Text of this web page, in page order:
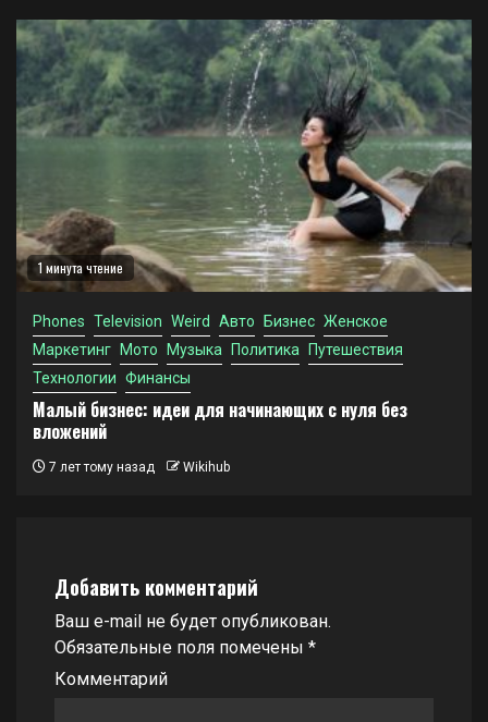
1 минута чтение
Phones Television Weird Авто Бизнес Женское
Маркетинг
Мото Музыка Политика
Путешествия
Технологии Финансы
Малый бизнес: идеи для начинающих с нуля без
вложений
7 лет тому назад Wikihub
Добавить комментарий
Ваш e-mail не будет опубликован.
Обязательные поля помечены *
Комментарий